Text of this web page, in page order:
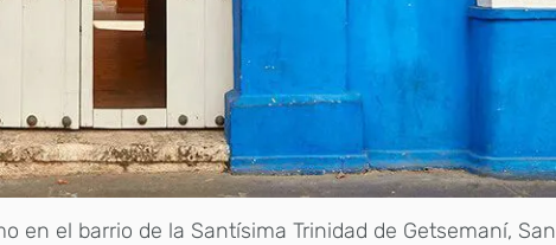
en el barrio de la Santísima Trinidad de Getsemaní, San